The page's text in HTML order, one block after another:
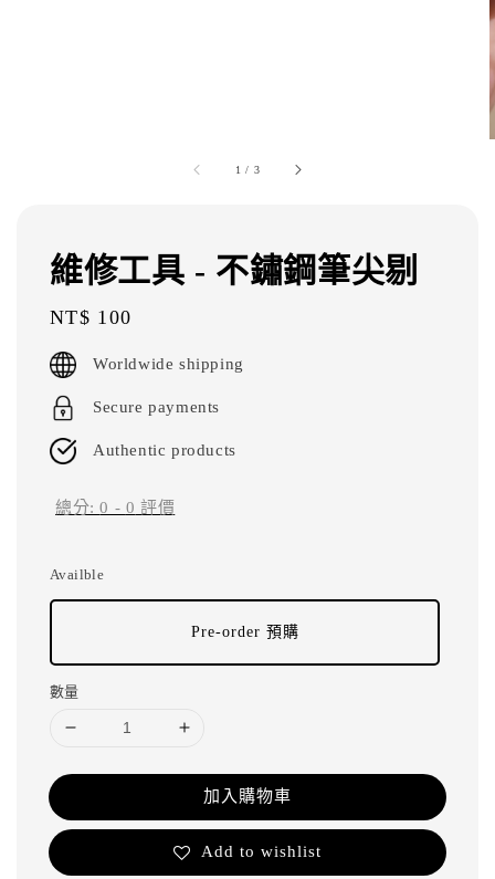
1 / 3
維修工具 - 不鏽鋼筆尖剔
Regular
price
NT$ 100
Worldwide shipping
Secure payments
Authentic products
總分:0 - 0 評價
Availble
Pre-order 預購
數量
加入購物車
Add to wishlist